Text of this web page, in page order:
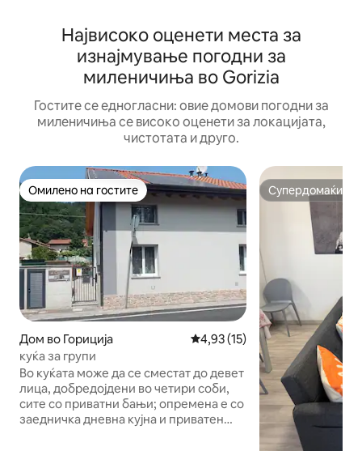
Највисоко оценети места за
изнајмување погодни за
миленичиња во Gorizia
Гостите се едногласни: овие домови погодни за
миленичиња се високо оценети за локацијата,
чистотата и друго.
Омилено на гостите
Омилено на гостите
Дом во Гориција Просечна оцена: 4,93 од 5,
4,93 (15)
куќа за групи
Во куќата може да се сместат до девет
лица, добредојдени во четири соби,
сите со приватни бањи; опремена е со
заедничка дневна кујна и приватен
Супердомаќин
Супердомаќин